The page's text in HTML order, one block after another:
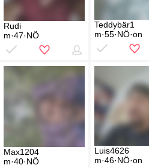
Rudi
m·47·NÖ
Teddybär1
m·55·NÖ·on
Max1204
m·40·NÖ
Luis4626
m·46·NÖ·on